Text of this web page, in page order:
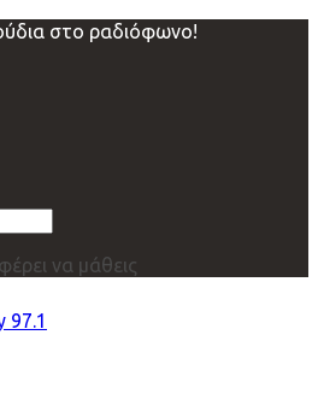
στο ραδιόφωνο!
να μάθεις